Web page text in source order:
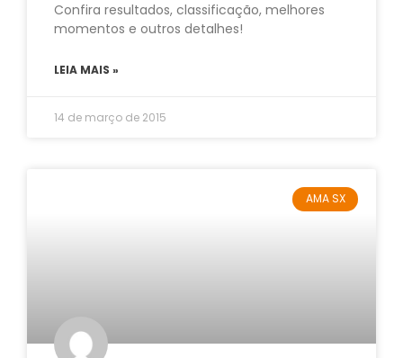
Confira resultados, classificação, melhores
momentos e outros detalhes!
LEIA MAIS »
14 de março de 2015
AMA SX